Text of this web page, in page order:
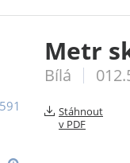
Metr
Bílá
Stáhnout
v PDF